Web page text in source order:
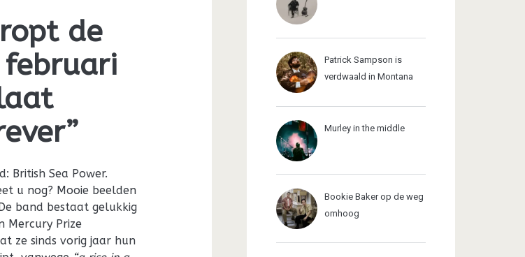
de
februari
British Sea Power.
u nog? Mooie beelden
band bestaat gelukkig
Mercury Prize
ze sinds vorig jaar hun
Patrick Sampson is
verdwaald in Montana
Murley in the middle
Bookie Baker op de weg
omhoog